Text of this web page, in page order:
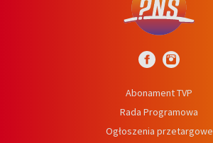
Abonament TVP
Rada Programowa
Ogłoszenia przetargowe